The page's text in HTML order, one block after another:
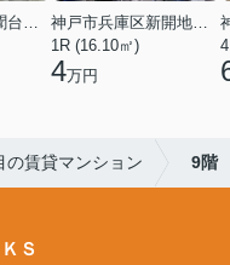
神戸市垂水区多聞台２丁目
神戸市兵庫区新開地１丁目
1R (16.10㎡)
4万円
の賃貸マンション 9階
Ｓ